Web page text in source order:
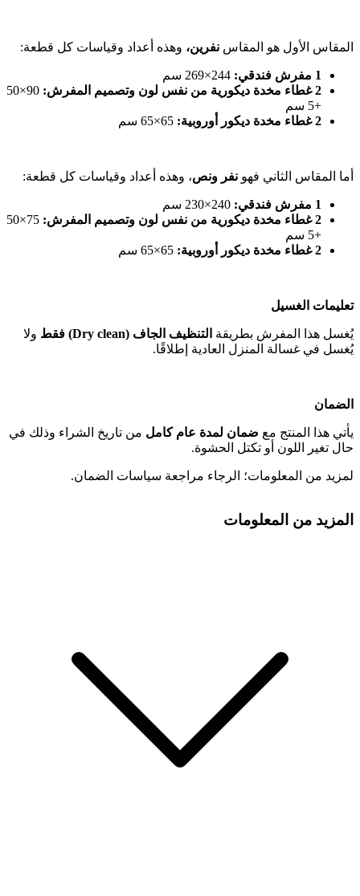
المقاس الأول هو المقاس نفرين، وهذه أعداد وقياسات كل قطعة:
1 مفرش فندقي:
2 غطاء مخدة ديكورية من نفس لون وتصميم المفرش:
90×50
+5 سم
2 غطاء مخدة ديكور أوروبية:
أما المقاس الثاني فهو نفر ونص، وهذه أعداد وقياسات كل قطعة:
1 مفرش فندقي:
2 غطاء مخدة ديكورية من نفس لون وتصميم المفرش:
75×50
+5 سم
2 غطاء مخدة ديكور أوروبية:
65×65 سم
تعليمات الغسيل
يُغسل هذا المفرش بطريقة التنظيف الجاف (Dry clean) فقط
ولا
يُغسل في غسالة المنزل العادية إطلاقًا.
الضمان
يأتي هذا المنتج مع ضمان لمدة عام كامل من تاريخ الشراء وذلك في
حال تغير اللون أو تكتل الحشوة.
لمزيد من المعلومات؛ الرجاء مراجعة سياسات الضمان.
المزيد من المعلومات